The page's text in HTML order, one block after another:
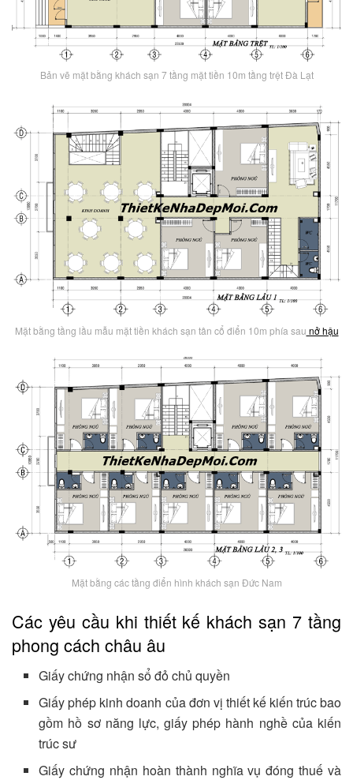
Bản vẽ mặt bằng khách sạn 7 tầng mặt tiền 10m tầng trệt Đà Lạt
Mặt bằng tầng lầu mẫu mặt tiền khách sạn tân cổ điển 10m phía sau nở hậu
Mặt bằng các tầng điển hình khách sạn Đức Nam
Các yêu cầu khi thiết kế khách sạn 7 tầng
phong cách châu âu
Giấy chứng nhận sổ đỏ chủ quyền
Giấy phép kinh doanh của đơn vị thiết kế kiến trúc bao
gồm hồ sơ năng lực, giấy phép hành nghề của kiến
trúc sư
Giấy chứng nhận hoàn thành nghĩa vụ đóng thuế và